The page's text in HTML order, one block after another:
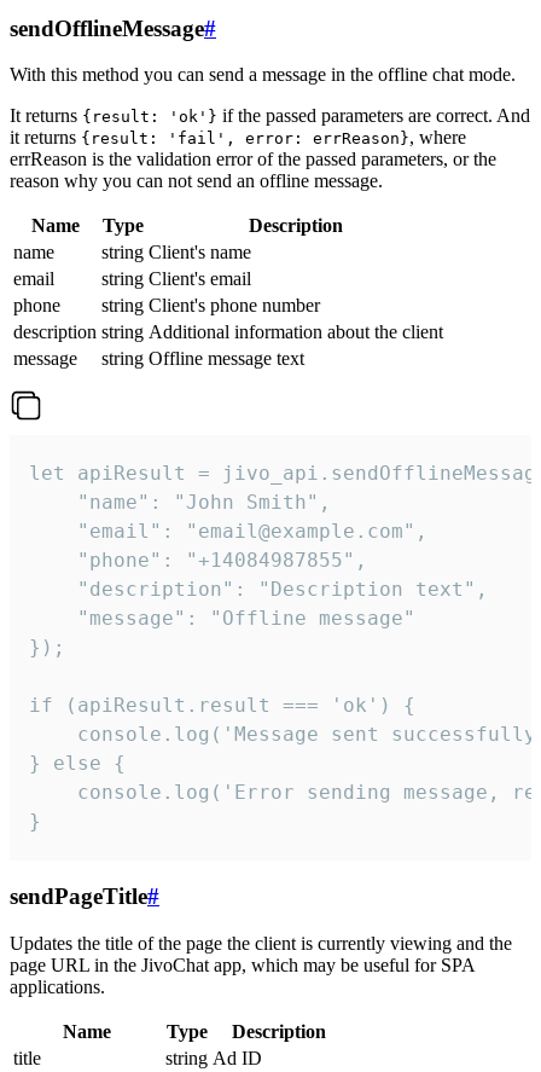
sendOfflineMessage#
With this method you can send a message in the offline chat mode.
It returns {result: 'ok'} if the passed parameters are correct. And
it returns {result: 'fail', error: errReason}, where
errReason is the validation error of the passed parameters, or the
reason why you can not send an offline message.
Name Type
Description
name
string Client's name
email
string Client's email
phone
string Client's phone number
description string Additional information about the client
message
string Offline message text
let apiResult =
    "name": "John Smith",
    "email": "email@example.com",
    "phone": "+14084987855",
    "description": "Description text",
    "message": "Offline message"
});
if (apiResult.result === 'ok') {
console.log('Message sent
} else {
console.log('Error sending message,
}
sendPageTitle#
Updates the title of the page the client is currently viewing and the
page URL in the JivoChat app, which may be useful for SPA
applications.
Name Type
Description
title
string Ad ID